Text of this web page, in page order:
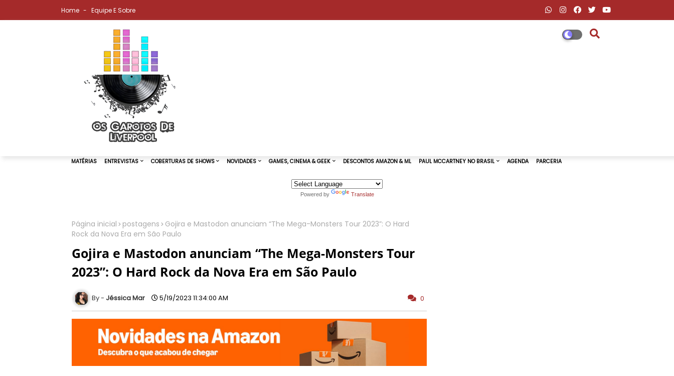
Home Equipe E Sobre
Powered by Translate
Página inicial postagens
Gojira e Mastodon anunciam “The Mega-Monsters Tour 2023”: O Hard
Rock da Nova Era em São Paulo
Gojira e Mastodon anunciam “The Mega-Monsters Tour
2023”: O Hard Rock da Nova Era em São Paulo
Jéssica Mar 5/19/2023 11:34:00 AM 0